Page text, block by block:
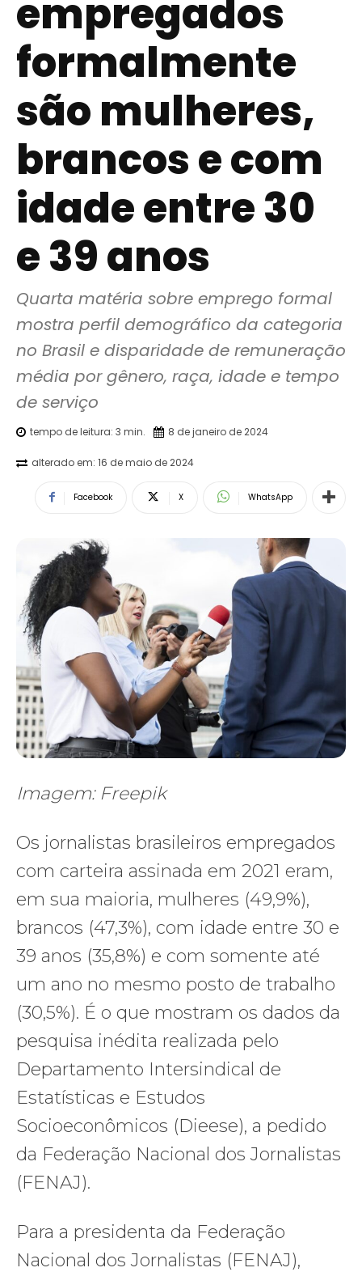
empregados
formalmente
são mulheres,
brancos e com
idade entre 30
e 39 anos
Quarta matéria sobre emprego formal
mostra perfil demográfico da categoria
no Brasil e disparidade de remuneração
média por gênero, raça, idade e tempo
de serviço
tempo de leitura: 3 min. 8 de janeiro de 2024
alterado em: 16 de maio de 2024
Facebook X WhatsApp
Imagem: Freepik
Os jornalistas brasileiros empregados
com carteira assinada em 2021 eram,
em sua maioria, mulheres (49,9%),
brancos (47,3%), com idade entre 30 e
39 anos (35,8%) e com somente até
um ano no mesmo posto de trabalho
(30,5%). É o que mostram os dados da
pesquisa inédita realizada pelo
Departamento Intersindical de
Estatísticas e Estudos
Socioeconômicos (Dieese), a pedido
da Federação Nacional dos Jornalistas
(FENAJ).
Para a presidenta da Federação
Nacional dos Jornalistas (FENAJ),